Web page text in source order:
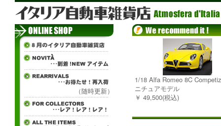
（随時更新）
1/18 Alfa Romeo 8C
ニチュアモデル
￥ 49,500(税込)